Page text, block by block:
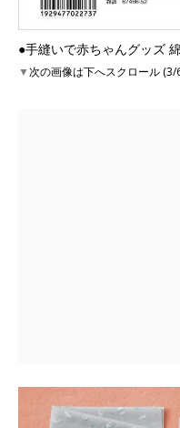
●手縫いで赤ちゃんグッズ
▼次の画像は下へスクロール (3/